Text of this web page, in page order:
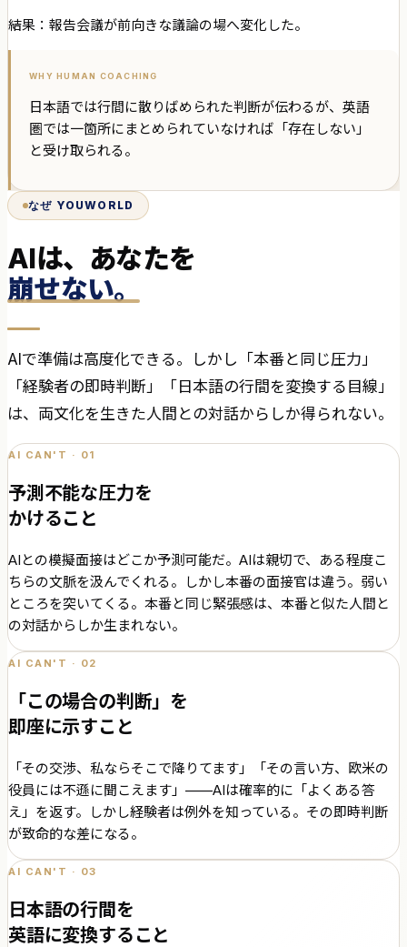
結果：報告会議が前向きな議論の場へ変化した。
WHY HUMAN COACHING
日本語では行間に散りばめられた判断が伝わるが、英語
圏では一箇所にまとめられていなければ「存在しない」
と受け取られる。
なぜ YOUWORLD
AIは、あなたを
崩せない。
AIで準備は高度化できる。しかし「本番と同じ圧力」
「経験者の即時判断」「日本語の行間を変換する目線」
は、両文化を生きた人間との対話からしか得られない。
AI CAN'T · 01
予測不能な圧力を
かけること
AIとの模擬面接はどこか予測可能だ。AIは親切で、ある程度こ
ちらの文脈を汲んでくれる。しかし本番の面接官は違う。弱い
ところを突いてくる。本番と同じ緊張感は、本番と似た人間と
の対話からしか生まれない。
AI CAN'T · 02
「この場合の判断」を
即座に示すこと
「その交渉、私ならそこで降りてます」「その言い方、欧米の
役員には不遜に聞こえます」——AIは確率的に「よくある答
え」を返す。しかし経験者は例外を知っている。その即時判断
が致命的な差になる。
AI CAN'T · 03
日本語の行間を
英語に変換すること